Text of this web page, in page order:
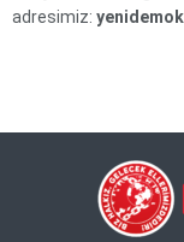
adresimiz: